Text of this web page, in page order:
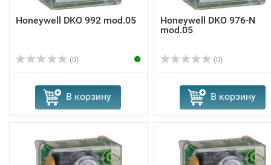
Honeywell DKO 992 mod.05
(0)
В корзину
Honeywell DKO 976-N
mod.05
(0)
В корзину